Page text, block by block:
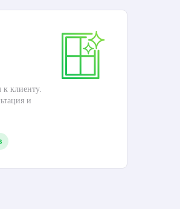
к клиенту.
и